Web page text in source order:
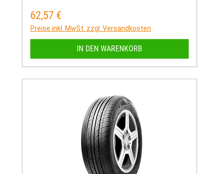
Regulärer Preis:
62,57 €
Preise inkl. MwSt. zzgl. Versandkosten
IN DEN WARENKORB